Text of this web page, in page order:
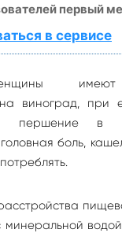
первый
в сервисе
на виноград, при
першение в
боль,
минеральной